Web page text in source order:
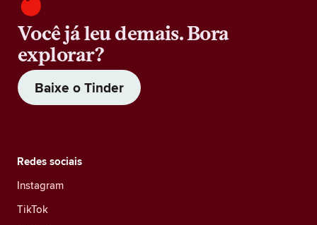
Você já leu demais. Bora
explorar?
Baixe o Tinder
Redes sociais
Instagram
TikTok